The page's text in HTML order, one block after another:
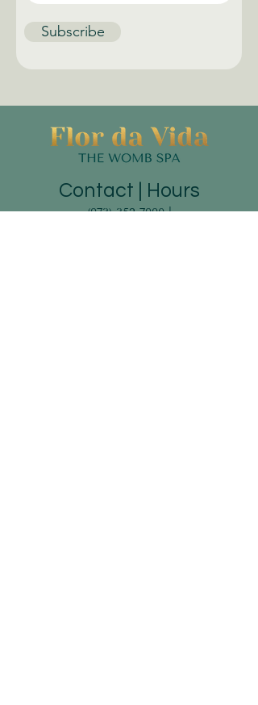
Subscribe
Contact | Hours
(973) 352-7990|